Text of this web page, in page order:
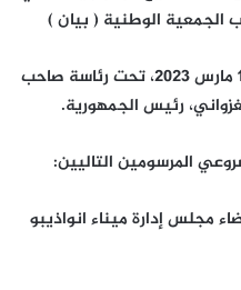
الجمعية الوطنية ( بيان )
إجتمع مجلس الوزراء يوم الاثنين 13 مارس 2023، تحت رئاسة صاحب
رئيس الجمهورية.
المرسومين التاليين:
مجلس إدارة ميناء انواذيبو